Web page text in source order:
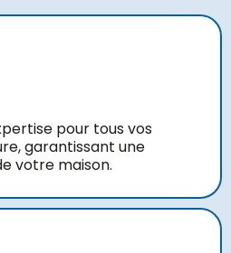
pour tous vos
garantissant une
votre maison.